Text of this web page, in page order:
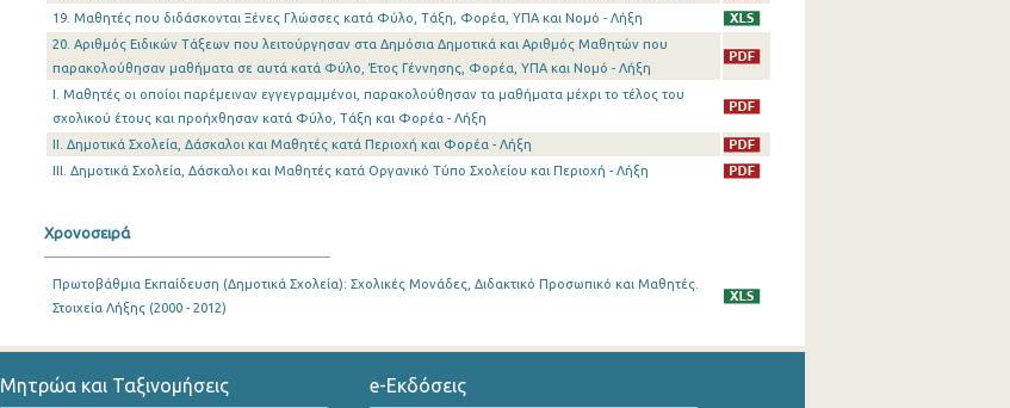
19. Μαθητές που διδάσκονται Ξένες Γλώσσες κατά Φύλο, Τάξη, Φορέα, ΥΠΑ και Νομό - Λήξη
20. Αριθμός Ειδικών Τάξεων που λειτούργησαν στα Δημόσια Δημοτικά και Αριθμός Μαθητών που
παρακολούθησαν μαθήματα σε αυτά κατά Φύλο, Έτος Γέννησης, Φορέα, ΥΠΑ και Νομό - Λήξη
I. Μαθητές οι οποίοι παρέμειναν εγγεγραμμένοι, παρακολούθησαν τα μαθήματα μέχρι το τέλος του
σχολικού έτους και προήχθησαν κατά Φύλο, Τάξη και Φορέα - Λήξη
II. Δημοτικά Σχολεία, Δάσκαλοι και Μαθητές κατά Περιοχή και Φορέα - Λήξη
III. Δημοτικά Σχολεία, Δάσκαλοι και Μαθητές κατά Οργανικό Τύπο Σχολείου και Περιοχή - Λήξη
Χρονοσειρά
Πρωτοβάθμια Εκπαίδευση (Δημοτικά Σχολεία): Σχολικές Μονάδες, Διδακτικό Προσωπικό και Μαθητές.
Στοιχεία Λήξης (2000 - 2012)
Μητρώα και Ταξινομήσεις e-Εκδόσεις